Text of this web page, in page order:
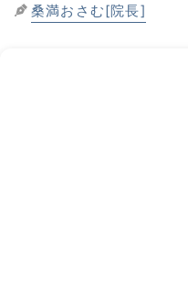
桑満おさむ[院長]